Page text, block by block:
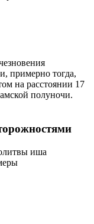
примерно тогда,
на расстоянии 17
полуночи.
иша